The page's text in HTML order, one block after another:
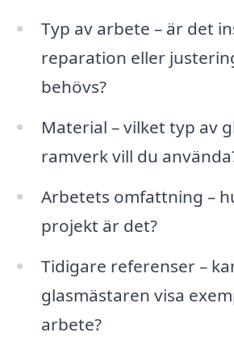
Typ av arbete – är det
reparation eller
behövs?
Material – vilket typ av
ramverk vill du
Arbetets omfattning –
projekt är det?
Tidigare referenser –
glasmästaren visa
arbete?